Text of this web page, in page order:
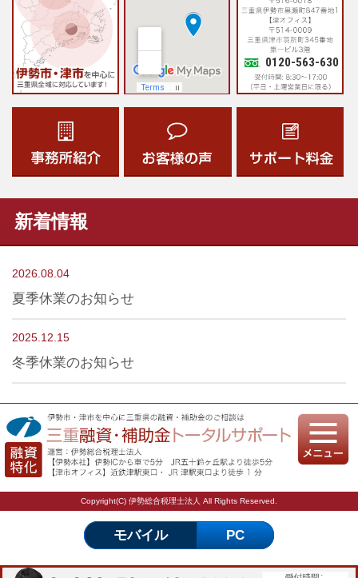
0120-563-630
新着情報
2026.08.04
夏季休業のお知らせ
2025.12.15
冬季休業のお知らせ
Copyright(C) 伊勢総合税理士法人 All Rights Reserved.
モバイル PC